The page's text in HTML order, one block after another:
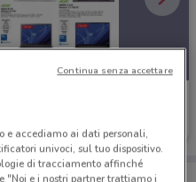
con te!
e accediamo ai dati personali,
univoci, sul tuo dispositivo.
di tracciamento affinché
"Noi e i nostri partner trattiamo i
Continua senza accettare